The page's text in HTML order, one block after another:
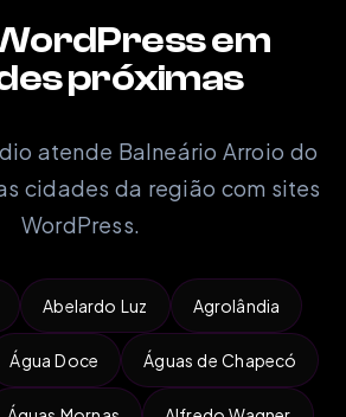
em
próximas
atende Balneário Arroio do
cidades da região com sites
WordPress.
Abelardo Luz Agrolândia
Água Doce Águas de Chapecó